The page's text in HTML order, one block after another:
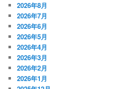
2026年8月
2026年7月
2026年6月
2026年5月
2026年4月
2026年3月
2026年2月
2026年1月